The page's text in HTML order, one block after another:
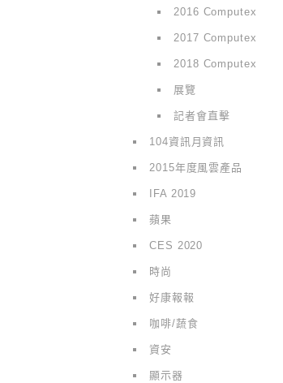
2016 Computex
2017 Computex
2018 Computex
展覽
記者會直擊
104資訊月資訊
2015年度風雲產品
IFA 2019
蘋果
CES 2020
時尚
好康報報
咖啡/蔬食
資安
顯示器